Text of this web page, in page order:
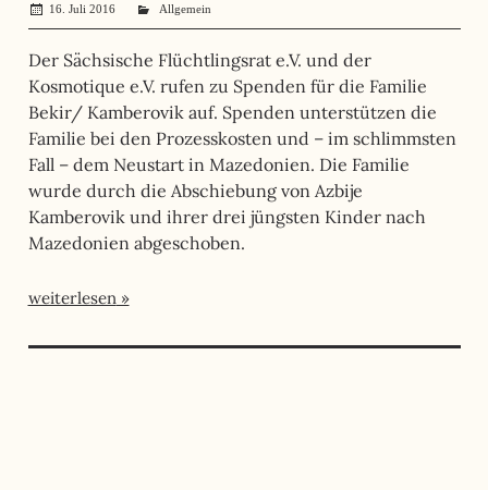
16. Juli 2016 administrator
Allgemein
Der Sächsische Flüchtlingsrat e.V. und der
Kosmotique e.V. rufen zu Spenden für die Familie
Bekir/ Kamberovik auf. Spenden unterstützen die
Familie bei den Prozesskosten und – im schlimmsten
Fall – dem Neustart in Mazedonien. Die Familie
wurde durch die Abschiebung von Azbije
Kamberovik und ihrer drei jüngsten Kinder nach
Mazedonien abgeschoben.
weiterlesen